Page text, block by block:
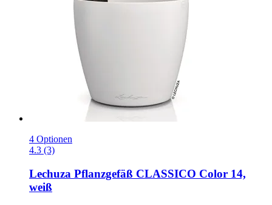
4 Optionen
4.3 (3)
Lechuza Pflanzgefäß CLASSICO Color 14,
weiß